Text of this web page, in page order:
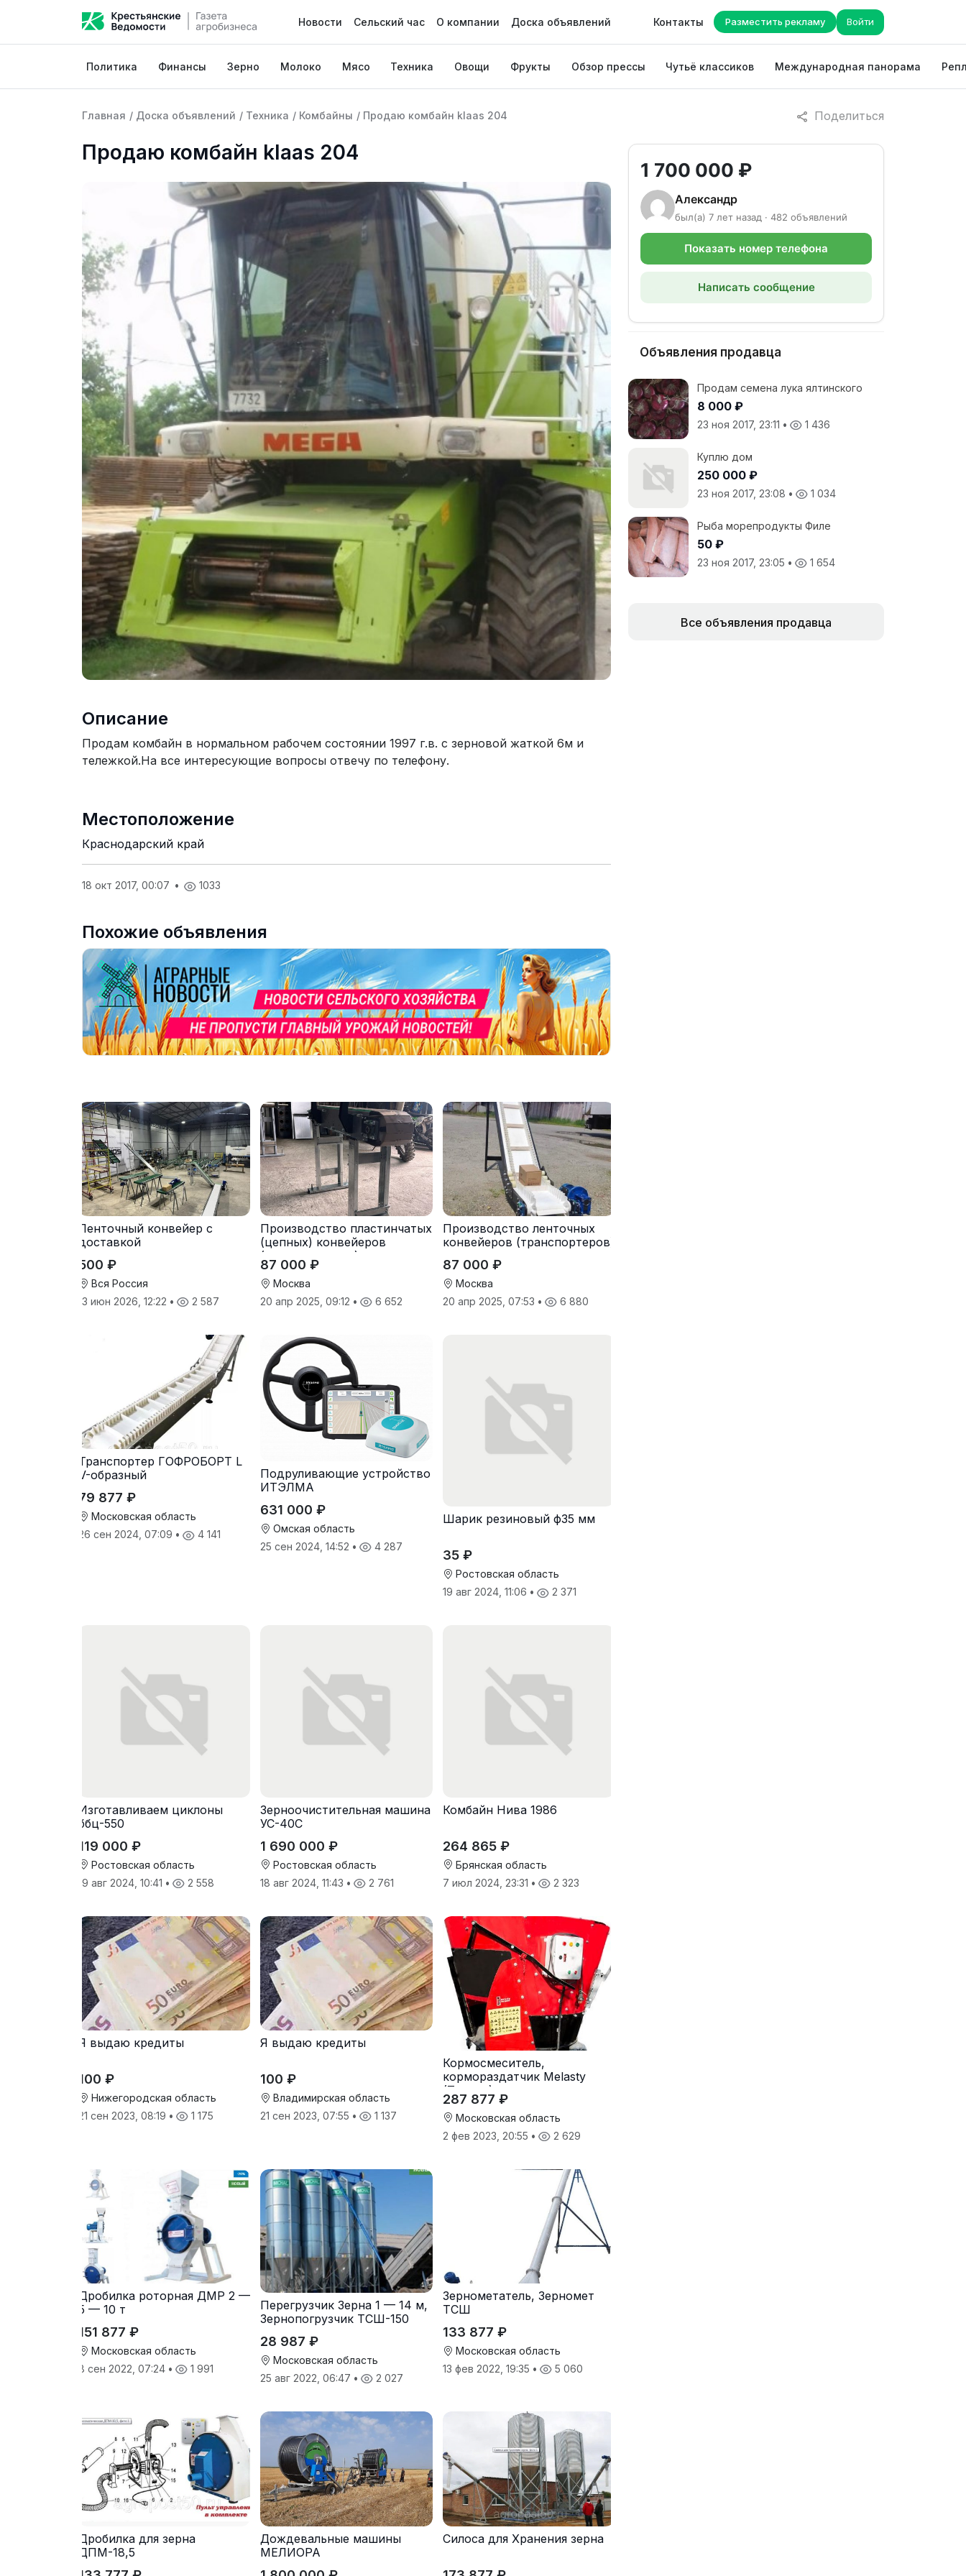
Новости Сельский час О компании Доска объявлений Контакты Разместить рекламу Войти
Политика Финансы Зерно Молоко Мясо Техника Овощи Фрукты Обзор прессы Чутьё классиков Международная панорама
Поделиться
Главная / Доска объявлений / Техника / Комбайны / Продаю комбайн klaas 204
Продаю комбайн klaas 204
Описание
Продам комбайн в нормальном рабочем состоянии 1997 г.в. с зерновой жаткой 6м и
тележкой.На все интересующие вопросы отвечу по телефону.
Местоположение
Краснодарский край
18 окт 2017, 00:07 • 1033
Похожие объявления
Ленточный конвейер с
доставкой
500 ₽
Вся Россия
13 июн 2026, 12:22 • 2 587
Производство пластинчатых
(цепных) конвейеров
(транспортеров) под заказ
87 000 ₽
Москва
20 апр 2025, 09:12 • 6 652
Производство ленточных
конвейеров (транспортеров)
87 000 ₽
Москва
20 апр 2025, 07:53 • 6 880
Транспортер ГОФРОБОРТ L
V-образный
79 877 ₽
Московская область
26 сен 2024, 07:09 • 4 141
Подруливающие устройство
ИТЭЛМА
631 000 ₽
Омская область
25 сен 2024, 14:52 • 4 287
Шарик резиновый ф35 мм
35 ₽
Ростовская область
19 авг 2024, 11:06 • 2 371
Изготавливаем циклоны
ббц-550
119 000 ₽
Ростовская область
19 авг 2024, 10:41 • 2 558
Зерноочистительная машина
УС-40С
1 690 000 ₽
Ростовская область
18 авг 2024, 11:43 • 2 761
Комбайн Нива 1986
264 865 ₽
Брянская область
7 июл 2024, 23:31 • 2 323
Я выдаю кредиты
100 ₽
Нижегородская область
21 сен 2023, 08:19 • 1 175
Я выдаю кредиты
100 ₽
Владимирская область
21 сен 2023, 07:55 • 1 137
Кормосмеситель,
кормораздатчик Melasty
(Турция)
287 877 ₽
Московская область
2 фев 2023, 20:55 • 2 629
Дробилка роторная ДМР 2 —
5 — 10 т
151 877 ₽
Московская область
8 сен 2022, 07:24 • 1 991
Перегрузчик Зерна 1 — 14 м,
Зернопогрузчик ТСШ-150
28 987 ₽
Московская область
25 авг 2022, 06:47 • 2 027
Зернометатель, Зерномет
ТСШ
133 877 ₽
Московская область
13 фев 2022, 19:35 • 5 060
Дробилка для зерна
ДПМ-18,5
Дождевальные машины
МЕЛИОРА
Силоса для Хранения зерна
1 700 000 ₽
Александр
был(а) 7 лет назад · 482 объявлений
Показать номер телефона
Написать сообщение
Объявления продавца
Продам семена лука ялтинского
8 000 ₽
23 ноя 2017, 23:11 • 1 436
Куплю дом
250 000 ₽
23 ноя 2017, 23:08 • 1 034
Рыба морепродукты Филе
50 ₽
23 ноя 2017, 23:05 • 1 654
Все объявления продавца